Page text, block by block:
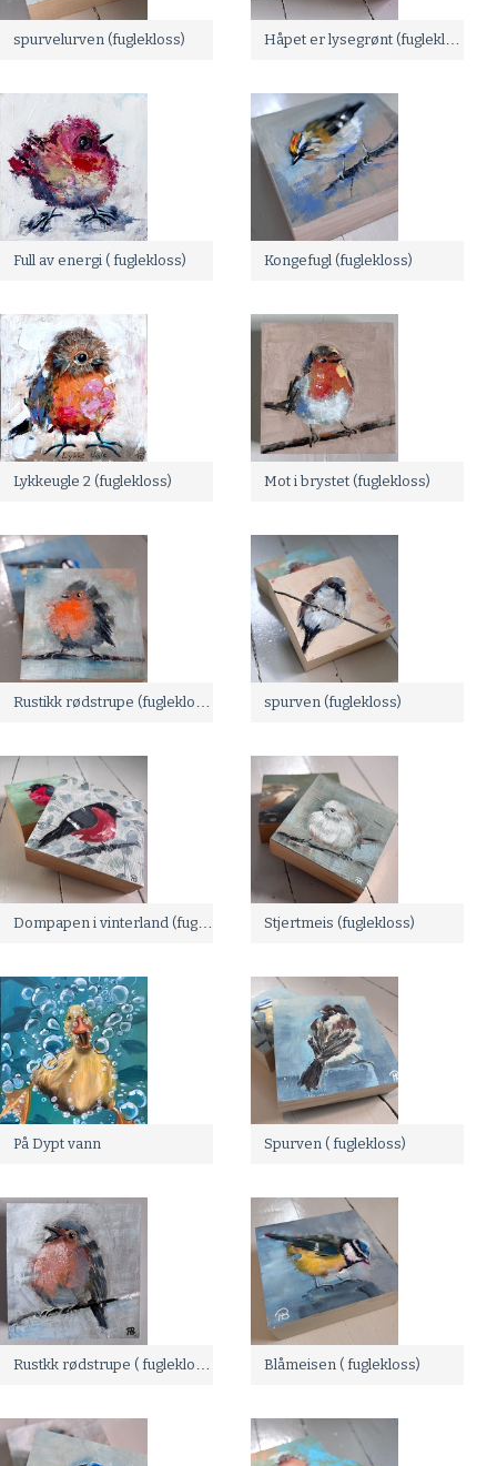
spurvelurven (fuglekloss)
Full av energi ( fuglekloss) Kongefugl (fuglekloss)
Lykkeugle 2 (fuglekloss) Mot i brystet (fuglekloss)
spurven (fuglekloss)
Stjertmeis (fuglekloss)
På Dypt vann Spurven ( fuglekloss)
Blåmeisen ( fuglekloss)